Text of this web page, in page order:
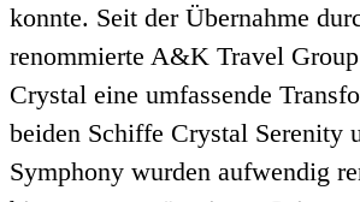
konnte. Seit der Übernahme
renommierte A&K Travel
Crystal eine umfassende
beiden Schiffe Crystal Serenity
Symphony wurden aufwendig